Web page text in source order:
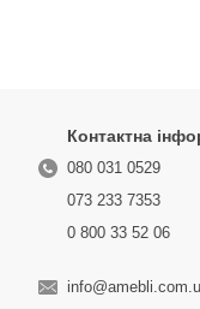
Контактна
080 031 0529
073 233 7353
0 800 33 52 06